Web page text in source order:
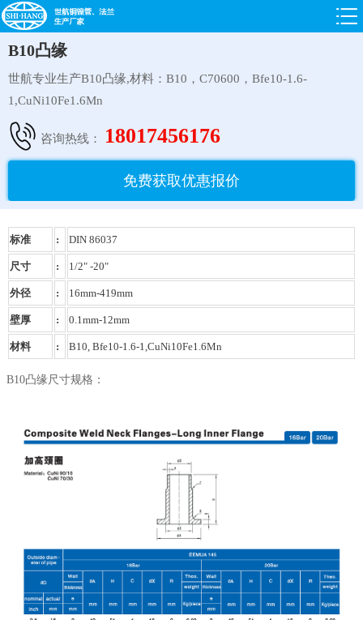
B10凸缘
世航专业生产B10凸缘,材料：B10，C70600，Bfe10-1.6-
1,CuNi10Fe1.6Mn
咨询热线： 18017456176
免费获取优惠报价
标准 : DIN 86037
尺寸 : 1/2" -20"
外径 : 16mm-419mm
壁厚 : 0.1mm-12mm
材料 : B10, Bfe10-1.6-1,CuNi10Fe1.6Mn
B10凸缘尺寸规格：